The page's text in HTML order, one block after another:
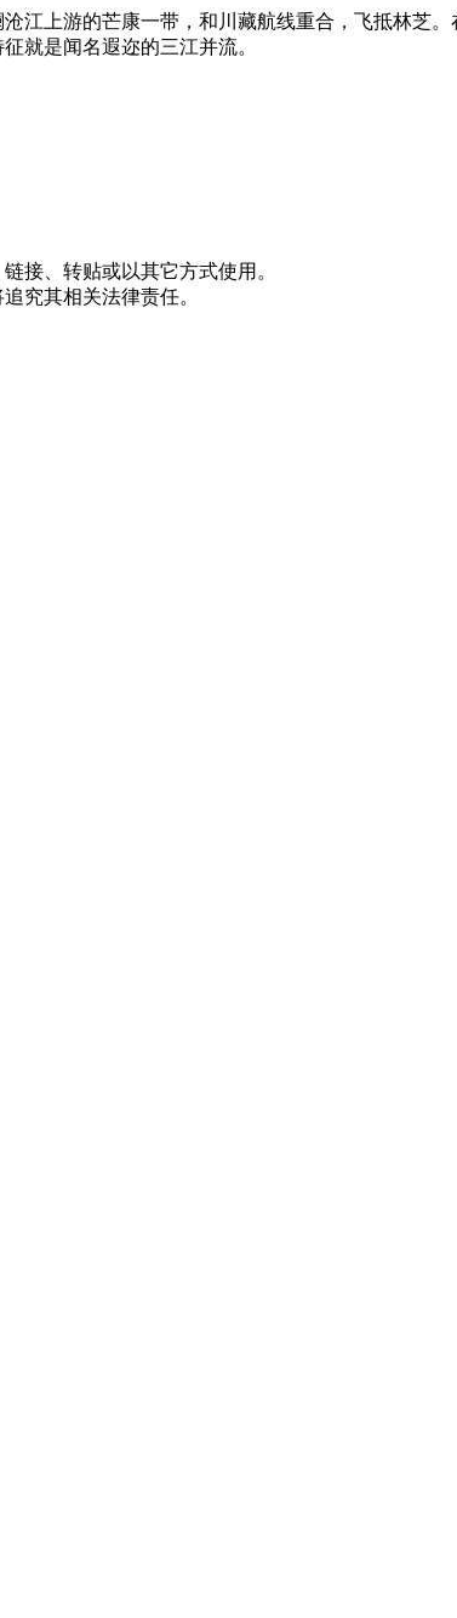
江上游的芒康一带，和川藏航线重合，飞抵林芝
就是闻名遐迩的三江并流。
接、转贴或以其它方式使用。
究其相关法律责任。